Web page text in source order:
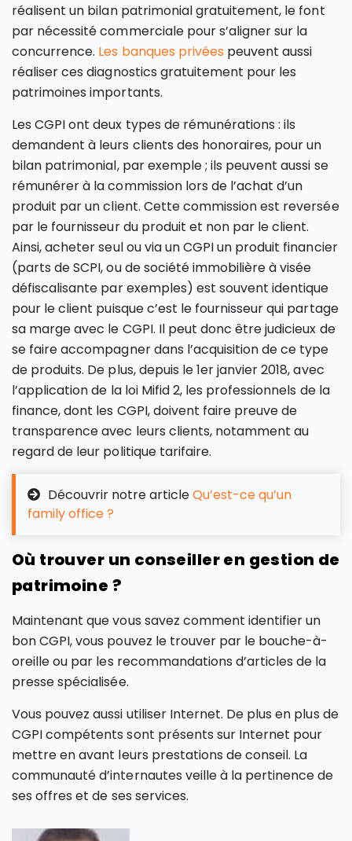
réalisent un bilan patrimonial gratuitement, le font
par nécessité commerciale pour s’aligner sur la
concurrence. Les banques privées peuvent aussi
réaliser ces diagnostics gratuitement pour les
patrimoines importants.
Les CGPI ont deux types de rémunérations : ils
demandent à leurs clients des honoraires, pour un
bilan patrimonial, par exemple ; ils peuvent aussi se
rémunérer à la commission lors de l’achat d’un
produit par un client. Cette commission est reversée
par le fournisseur du produit et non par le client.
Ainsi, acheter seul ou via un CGPI un produit financier
(parts de SCPI, ou de société immobilière à visée
défiscalisante par exemples) est souvent identique
pour le client puisque c’est le fournisseur qui partage
sa marge avec le CGPI. Il peut donc être judicieux de
se faire accompagner dans l’acquisition de ce type
de produits. De plus, depuis le 1er janvier 2018, avec
l’application de la loi Mifid 2, les professionnels de la
finance, dont les CGPI, doivent faire preuve de
transparence avec leurs clients, notamment au
regard de leur politique tarifaire.
Découvrir notre articleQu’est-ce qu’un
family office ?
Où trouver un conseiller en gestion de
patrimoine ?
Maintenant que vous savez comment identifier un
bon CGPI, vous pouvez le trouver par le bouche-à-
oreille ou par les recommandations d’articles de la
presse spécialisée.
Vous pouvez aussi utiliser Internet. De plus en plus de
CGPI compétents sont présents sur Internet pour
mettre en avant leurs prestations de conseil. La
communauté d’internautes veille à la pertinence de
ses offres et de ses services.